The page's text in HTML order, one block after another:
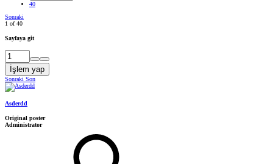
40
Sonraki
1 of 40
Sayfaya git
İşlem yap
Sonraki Son
Asderdd
Original poster
Administrator